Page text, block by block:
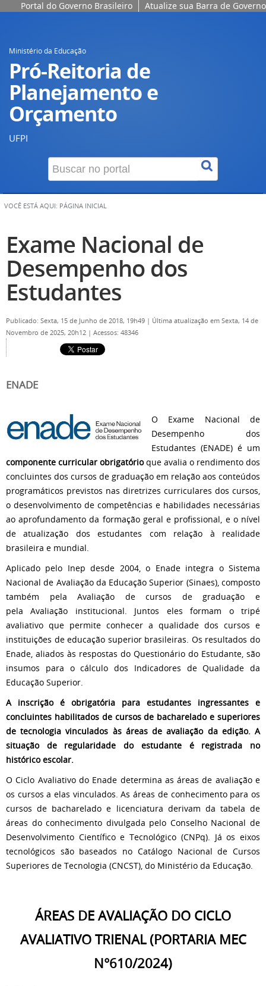
Portal do Governo Brasileiro Atualize sua Barra de Governo
Ministério da Educação
Pró-Reitoria de
Planejamento e
Orçamento
UFPI
VOCÊ ESTÁ AQUI: PÁGINA INICIAL
Exame Nacional de
Desempenho dos
Estudantes
Publicado: Sexta, 15 de Junho de 2018, 19h49 | Última atualização em Sexta, 14 de
Novembro de 2025, 20h12 | Acessos: 48346
ENADE
O Exame Nacional de
Desempenho dos
Estudantes (ENADE) é um
componente curricular obrigatórioque avalia o rendimento dos
concluintes dos cursos de graduação em relação aos conteúdos
programáticos previstos nas diretrizes curriculares dos cursos,
o desenvolvimento de competências e habilidades necessárias
ao aprofundamento da formação geral e profissional, e o nível
de atualização dos estudantes com relação à realidade
brasileira e mundial.
Aplicado pelo Inep desde 2004, o Enade integra o Sistema
Nacional de Avaliação da Educação Superior (Sinaes), composto
também pela Avaliação de cursos de graduação e
pela Avaliação institucional. Juntos eles formam o tripé
avaliativo que permite conhecer a qualidade dos cursos e
instituições de educação superior brasileiras. Os resultados do
Enade, aliados às respostas do Questionário do Estudante, são
insumos para o cálculo dos Indicadores de Qualidade da
Educação Superior.
A inscrição é obrigatória para estudantes ingressantes e
concluintes habilitados de cursos de bacharelado e superiores
de tecnologia vinculados às áreas de avaliação da edição. A
situação de regularidade do estudante é registrada no
histórico escolar.
O Ciclo Avaliativo do Enade determina as áreas de avaliação e
os cursos a elas vinculados. As áreas de conhecimento para os
cursos de bacharelado e licenciatura derivam da tabela de
áreas do conhecimento divulgada pelo Conselho Nacional de
Desenvolvimento Científico e Tecnológico (CNPq). Já os eixos
tecnológicos são baseados no Catálogo Nacional de Cursos
Superiores de Tecnologia (CNCST), do Ministério da Educação.
ÁREAS DE AVALIAÇÃO DO CICLO
AVALIATIVO TRIENAL (PORTARIA MEC
N°610/2024)